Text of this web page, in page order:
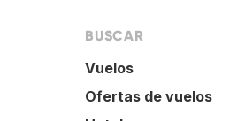
BUSCAR
Vuelos
Ofertas de vuelos